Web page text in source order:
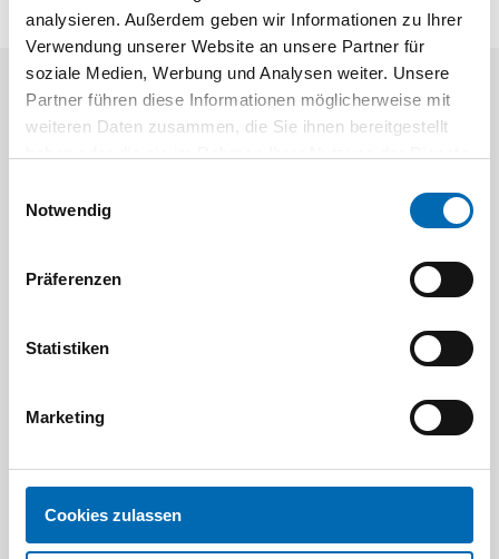
analysieren. Außerdem geben wir Informationen zu Ihrer
Verwendung unserer Website an unsere Partner für
soziale Medien, Werbung und Analysen weiter. Unsere
Partner führen diese Informationen möglicherweise mit
weiteren Daten zusammen, die Sie ihnen bereitgestellt
Notwendig
Präferenzen
Statistiken
Marketing
Cookies zulassen
Aktuelle Angebote
SELFCLEAN Filtersack SC FIS-CT Bit-
Artikel-Nr.